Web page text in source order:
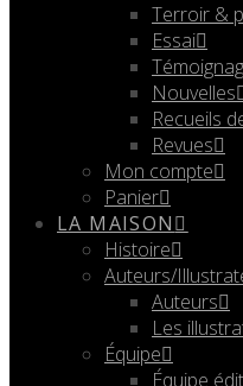
Terroir &
Essai
Nouvelles
Recueils
Revues
Mon compte
Panier
LA MAISON
Histoire
Auteurs/
Auteurs
Les
Équipe
Équipe